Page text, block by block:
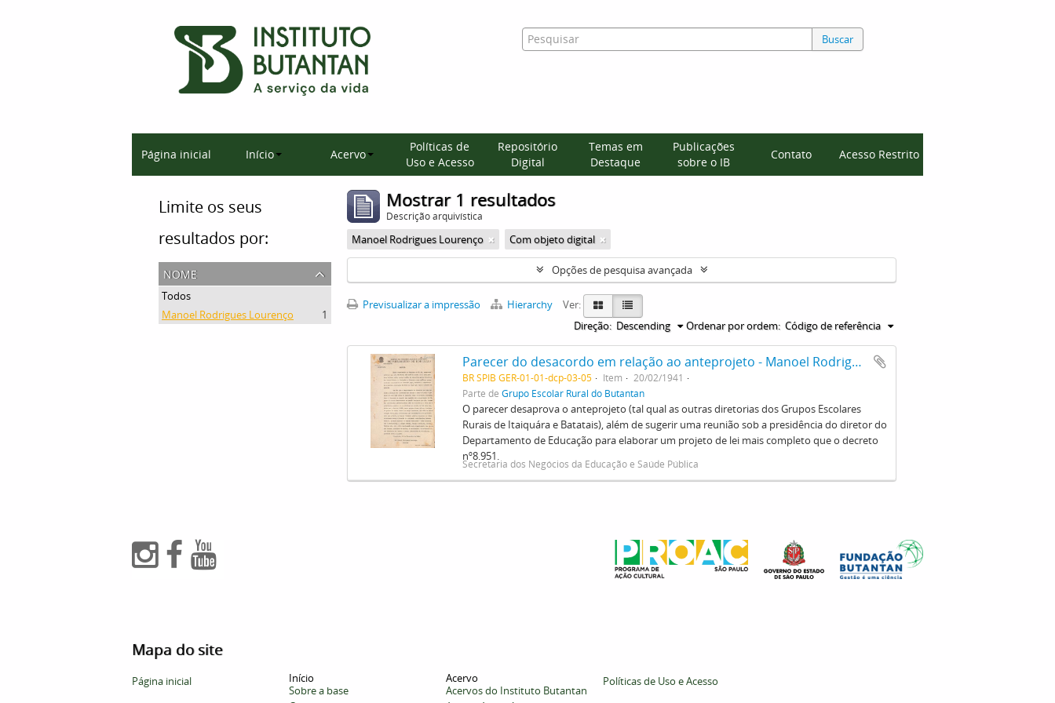
Buscar
Página inicial Início Acervo
Políticas de
Uso e Acesso
Repositório
Digital
Temas em
Destaque
Publicações
sobre o IB
Contato Acesso Restrito
Limite os seus
resultados por:
nome
Todos
Manoel Rodrigues Lourenço
1
Mostrar 1 resultados
Descrição arquivística
Manoel Rodrigues Lourenço Com objeto digital
Opções de pesquisa avançada
Previsualizar a impressão Hierarchy
Ver:
Ordenar por ordem: Código de referência
Direção: Descending
Parecer do desacordo em relação ao anteprojeto - Manoel Rodrigues Lourenço
BR SPIB GER-01-01-dcp-03-05 Item
20/02/1941
Parte de Grupo Escolar Rural do Butantan
O parecer desaprova o anteprojeto (tal qual as outras diretorias dos Grupos Escolares
Rurais de Itaiquára e Batatais), além de sugerir uma reunião sob a presidência do diretor do
Departamento de Educação para elaborar um projeto de lei mais completo que o decreto
nº8.951.
Secretaria dos Negócios da Educação e Saúde Pública
Mapa do site
Página inicial
Início
Sobre a base
Acervo
Acervos do Instituto Butantan
Políticas de Uso e Acesso